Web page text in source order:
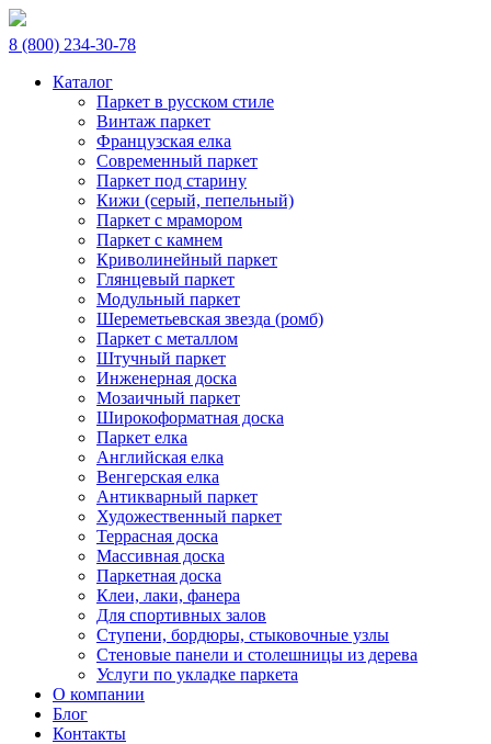
8 (800) 234-30-78
Каталог
Паркет в русском стиле
Винтаж паркет
Французская елка
Современный паркет
Паркет под старину
Кижи (серый, пепельный)
Паркет с мрамором
Паркет с камнем
Криволинейный паркет
Глянцевый паркет
Модульный паркет
Шереметьевская звезда (ромб)
Паркет с металлом
Штучный паркет
Инженерная доска
Мозаичный паркет
Широкоформатная доска
Паркет елка
Английская елка
Венгерская елка
Антикварный паркет
Художественный паркет
Террасная доска
Массивная доска
Паркетная доска
Клеи, лаки, фанера
Для спортивных залов
Ступени, бордюры, стыковочные узлы
Стеновые панели и столешницы из дерева
Услуги по укладке паркета
О компании
Блог
Контакты